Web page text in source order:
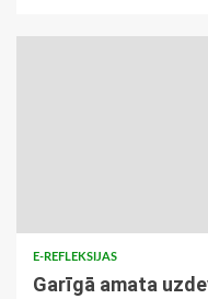
E-REFLEKSIJAS
Garīgā amata